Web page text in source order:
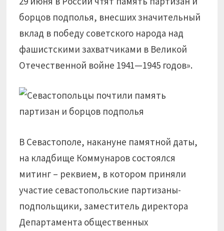
борцов подполья, внесших значительный
вклад в победу советского народа над
фашистскими захватчиками в Великой
Отечественной войне 1941—1945 годов».
В Севастополе, накануне памятной даты,
на кладбище Коммунаров состоялся
митинг – реквием, в котором приняли
участие севастопольские партизаны-
подпольщики, заместитель директора
Департамента общественных